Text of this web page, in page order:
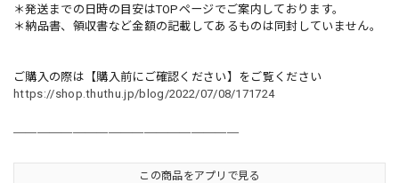
＊発送までの日時の目安はTOPページでご案内しております。
＊納品書、領収書など金額の記載してあるものは同封していません。
ご購入の際は【購入前にご確認ください】をご覧ください
https://shop.thuthu.jp/blog/2022/07/08/171724
この商品をアプリで見る